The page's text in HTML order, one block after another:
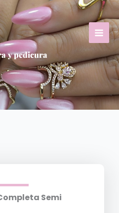
y pedicura
Semi